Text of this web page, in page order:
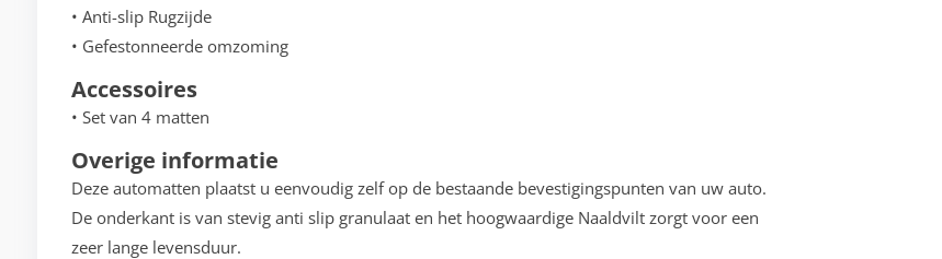
• Anti-slip Rugzijde
• Gefestonneerde omzoming
Accessoires
• Set van 4 matten
Overige informatie
Deze automatten plaatst u eenvoudig zelf op de bestaande bevestigingspunten van uw auto.
De onderkant is van stevig anti slip granulaat en het hoogwaardige Naaldvilt zorgt voor een
zeer lange levensduur.